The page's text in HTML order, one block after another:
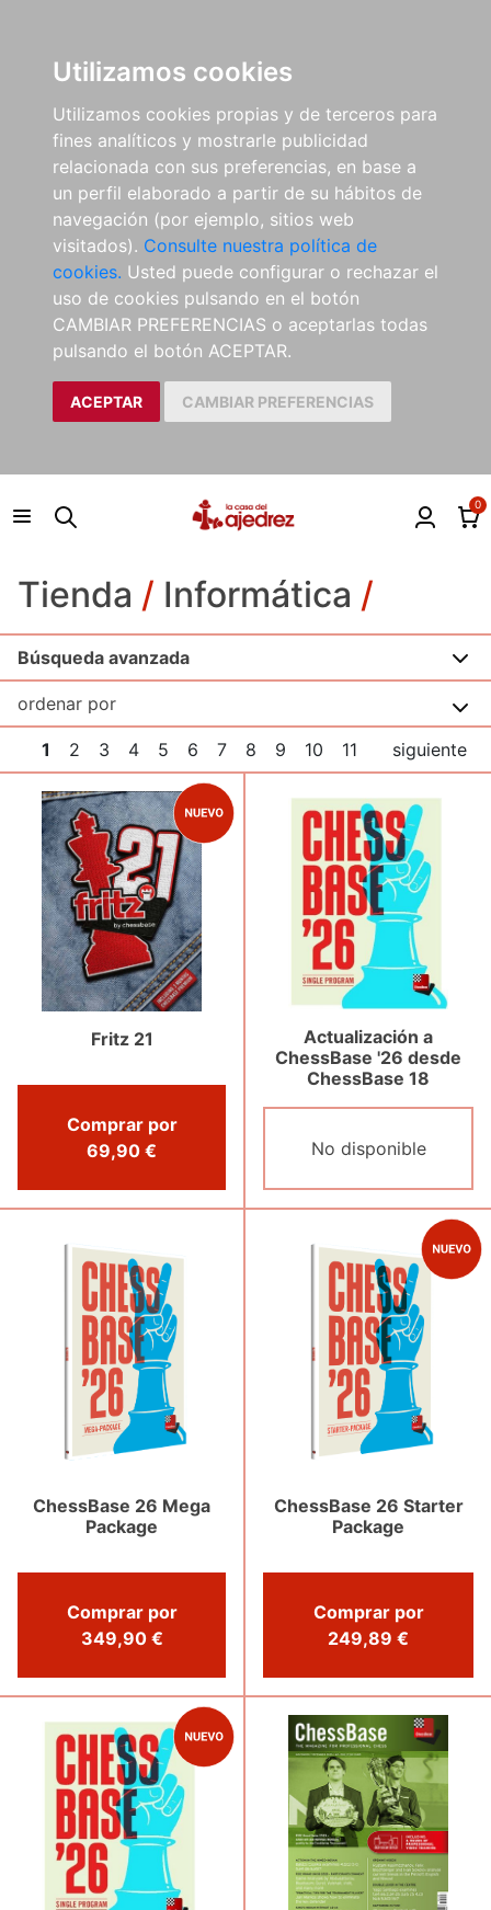
Utilizamos cookies
Utilizamos cookies propias y de terceros para
fines analíticos y mostrarle publicidad
relacionada con sus preferencias, en base a
un perfil elaborado a partir de su hábitos de
navegación (por ejemplo, sitios web
visitados). Consulte nuestra política de
cookies. Usted puede configurar o rechazar el
uso de cookies pulsando en el botón
CAMBIAR PREFERENCIAS o aceptarlas todas
pulsando el botón ACEPTAR.
ACEPTAR CAMBIAR PREFERENCIAS
0
Tienda / Informática /
Búsqueda avanzada
1 2 3 4 5 6 7 8 9 10 11 siguiente
Fritz 21
Comprar por
69,90 €
Actualización a
ChessBase '26 desde
ChessBase 18
No disponible
ChessBase 26 Mega
Package
Comprar por
349,90 €
ChessBase 26 Starter
Package
Comprar por
249,89 €